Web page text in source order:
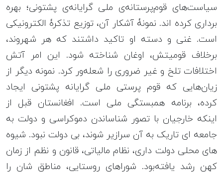
سیاست‌های قوم‌پرستانه‌ی ملی گرایانه‌ی پشتونی؛ بهره
برداری کرده اند. نمونۀ آشکار آن، توزیع تذکرۀ الکترونیکی
است. غنی و دسته او تاکید داشتند که هر شهروند،
برخلاف قومیتش، اوغان شناخته شود. این امر آتش
اختلافات تلخ و غیر ضروری را شعله‌ور کرد. نمونه دیگر از
زیان‌هایی که قوم پرستی ملی گرایانه پشتونی ایجاد
کرده، برنامه همبستگی ملی است. افغانستان قبل از
اینکه خارجیان با تصور شناساندن دموکراسی و دولت به
جامعه ای تاریک به آن سرازیر شوند، بی دولت نبود. شیوه
های محلی دولت داری، نظام مالیاتی، قانون و نظم از زمان
کهن رشد یافته‌بود. شوراهای روستایی، مناطق شان را